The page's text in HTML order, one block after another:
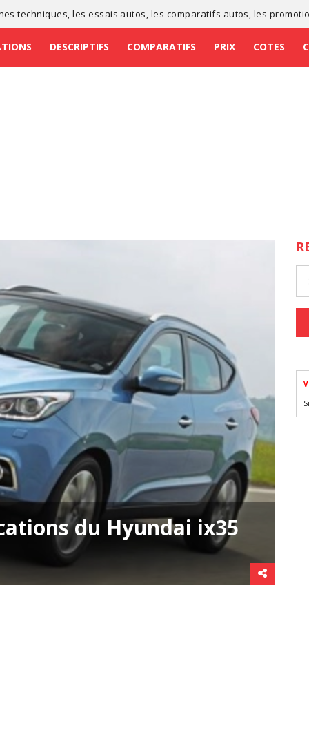
techniques , lesessais autos , les comparatifs autos , les
DESCRIPTIFS COMPARATIFS PRIX COTES
du Hyundai ix35